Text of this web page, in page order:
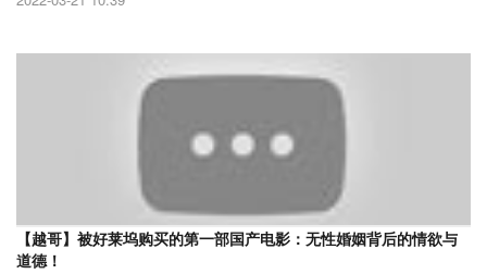
【越哥】被好莱坞购买的第一部国产电影：无性婚姻背后的情欲与
道德！